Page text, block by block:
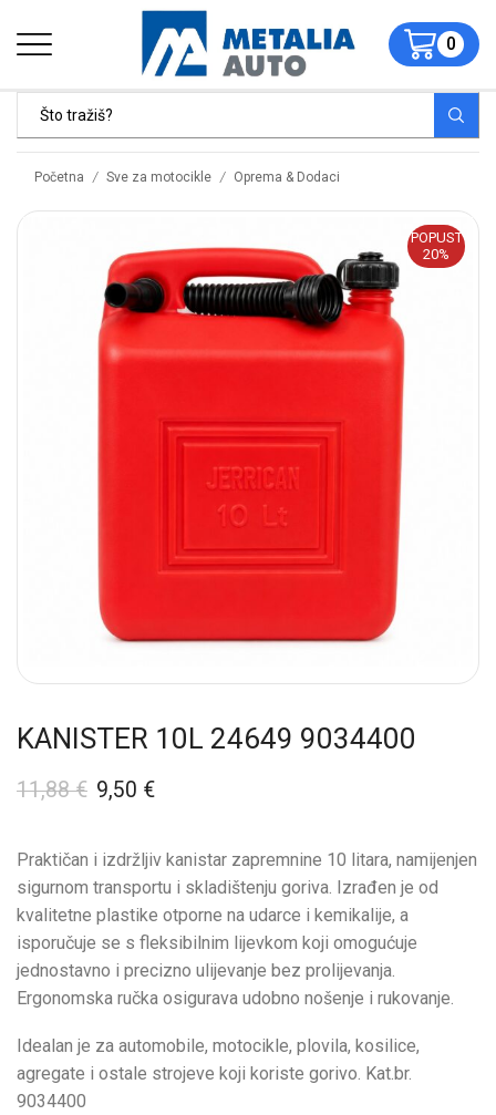
0
Početna / Sve za motocikle / Oprema & Dodaci
POPUST
20%
KANISTER 10L 24649 9034400
11,88€ 9,50 €
Praktičan i izdržljiv kanistar zapremnine 10 litara, namijenjen
sigurnom transportu i skladištenju goriva. Izrađen je od
kvalitetne plastike otporne na udarce i kemikalije, a
isporučuje se s fleksibilnim lijevkom koji omogućuje
jednostavno i precizno ulijevanje bez prolijevanja.
Ergonomska ručka osigurava udobno nošenje i rukovanje.
Idealan je za automobile, motocikle, plovila, kosilice,
agregate i ostale strojeve koji koriste gorivo. Kat.br.
9034400